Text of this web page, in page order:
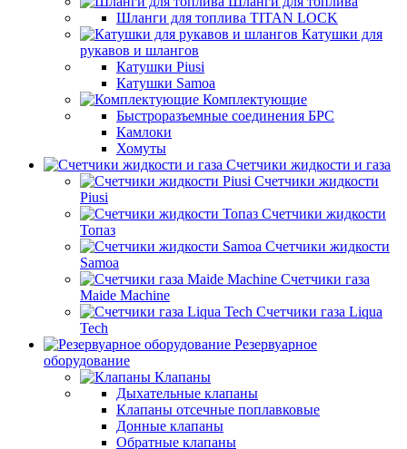
Шланги для топлива TITAN LOCK
Катушки для
рукавов и шлангов
Катушки Piusi
Катушки Samoa
Комплектующие
Быстроразъемные соединения БРС
Камлоки
Хомуты
Счетчики жидкости и газа
Счетчики жидкости
Piusi
Счетчики жидкости
Топаз
Счетчики жидкости
Samoa
Счетчики газа
Maide Machine
Счетчики газа Liqua
Tech
Резервуарное
оборудование
Клапаны
Дыхательные клапаны
Клапаны отсечные поплавковые
Донные клапаны
Обратные клапаны